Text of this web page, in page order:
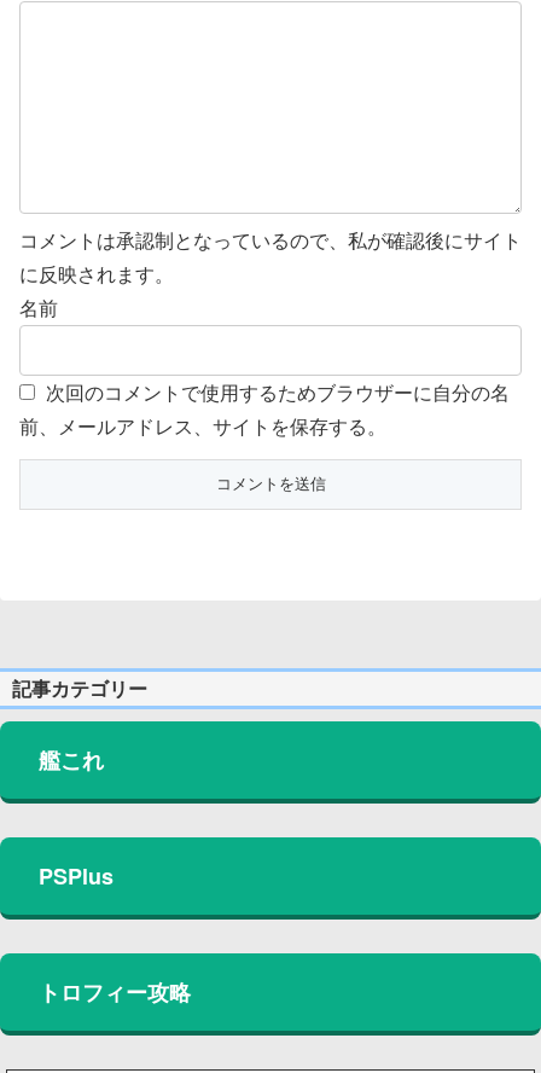
コメントは承認制となっているので、私が確認後にサイト
に反映されます。
名前
次回のコメントで使用するためブラウザーに自分の名
前、メールアドレス、サイトを保存する。
記事カテゴリー
艦これ
PSPlus
トロフィー攻略